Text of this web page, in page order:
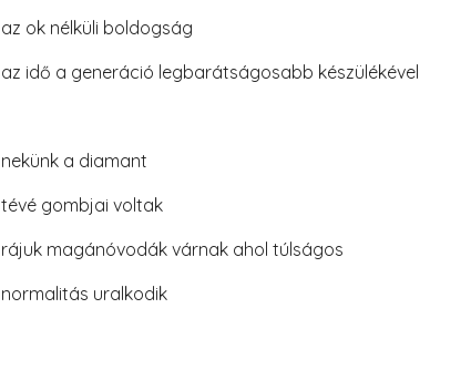
az ok nélküli boldogság
az idő a generáció legbarátságosabb készülékével
nekünk a diamant
tévé gombjai voltak
rájuk magánóvodák várnak ahol túlságos
normalitás uralkodik